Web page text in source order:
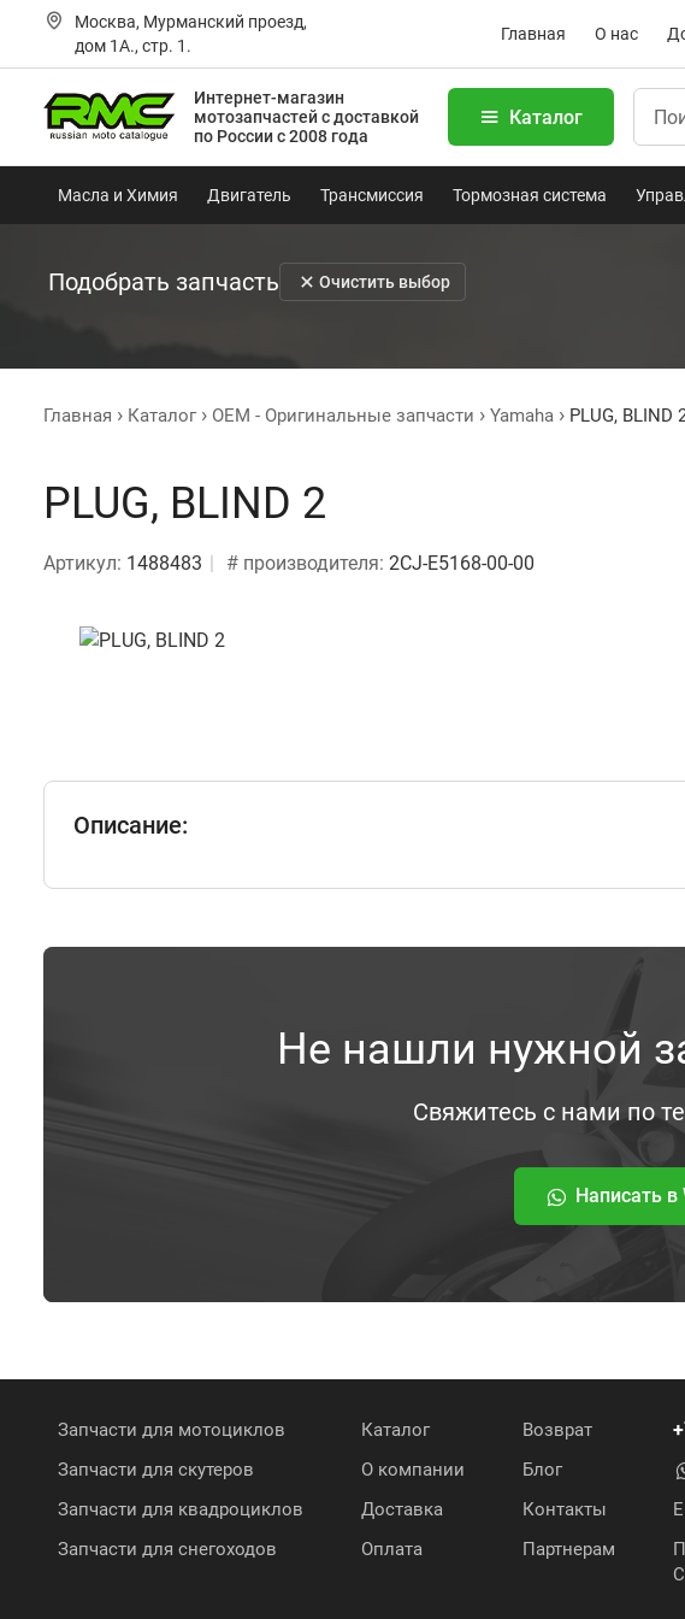
Москва, Мурманский проезд,
дом 1А., стр. 1.
Главная О нас
Интернет-магазин
мотозапчастейс доставкой
по России с 2008 года
Каталог
Масла и Химия Двигатель Трансмиссия Тормозная система
Подобрать запчасть Очистить выбор
Главная Каталог OEM - Оригинальные запчасти Yamaha PLUG, BLIND
PLUG, BLIND 2
Артикул: 1488483 # производителя: 2CJ-E5168-00-00
Описание:
Не нашли нужной
Свяжитесь с нами по
Написать в
Запчасти для мотоциклов
Запчасти для скутеров
Запчасти для квадроциклов
Запчасти для снегоходов
Каталог
О компании
Доставка
Оплата
Возврат
Блог
Контакты
Партнерам